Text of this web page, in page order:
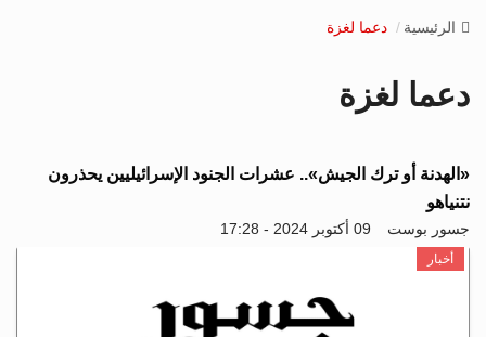
a
o
n
الرئيسية دعما لغزة
دعما لغزة
«الهدنة أو ترك الجيش».. عشرات الجنود الإسرائيليين يحذرون
نتنياهو
جسور بوست 09 أكتوبر 2024 - 17:28
أخبار